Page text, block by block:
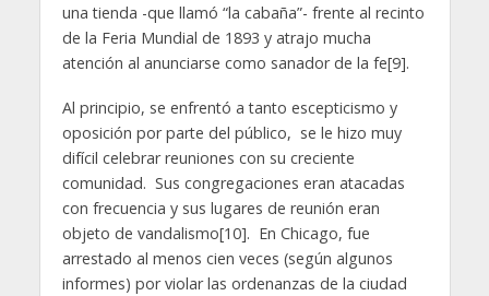
una tienda -que llamó “la cabaña”- frente al recinto
de la Feria Mundial de 1893 y atrajo mucha
atención al anunciarse como sanador de la fe[9].
Al principio, se enfrentó a tanto escepticismo y
oposición por parte del público, se le hizo muy
difícil celebrar reuniones con su creciente
comunidad. Sus congregaciones eran atacadas
con frecuencia y sus lugares de reunión eran
objeto de vandalismo[10]. En Chicago, fue
arrestado al menos cien veces (según algunos
informes) por violar las ordenanzas de la ciudad